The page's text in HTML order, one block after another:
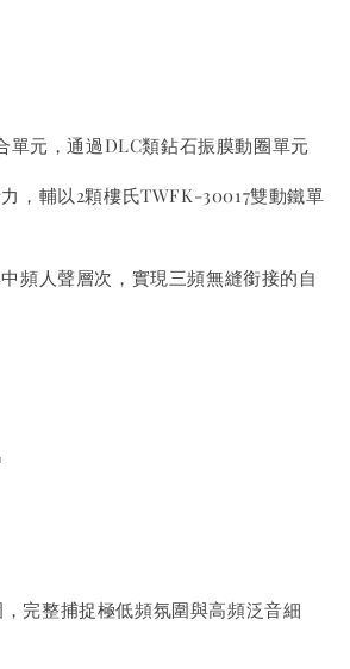
單元，通過DLC類鉆石振膜動圈單元
，輔以2顆樓氏TWFK-30017雙動鐵單
頻人聲層次，實現三頻無縫銜接的自
完整捕捉極低頻氛圍與高頻泛音細